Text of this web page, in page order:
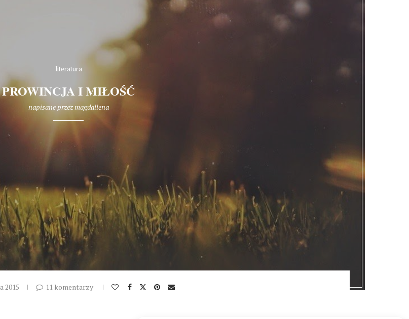
literatura
PROWINCJA I MIŁOŚĆ
napisane przezmagdallena
2015 11 komentarzy